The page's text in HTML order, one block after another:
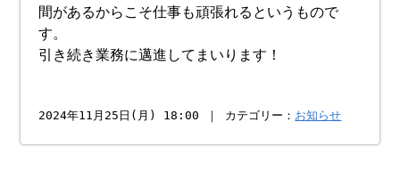
間があるからこそ仕事も頑張れるというもので
す。
引き続き業務に邁進してまいります！
2024年11月25日(月) 18:00 ｜ カテゴリー： お知らせ